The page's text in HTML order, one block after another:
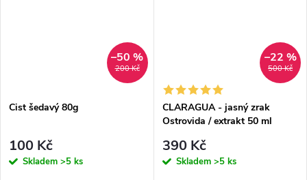
200 Kč
–50 %
Cist šedavý 80g
100 Kč
Skladem >5 ks
500 Kč
–22 %
CLARAGUA - jasný zrak
Ostrovida / extrakt 50 ml
390 Kč
Skladem >5 ks